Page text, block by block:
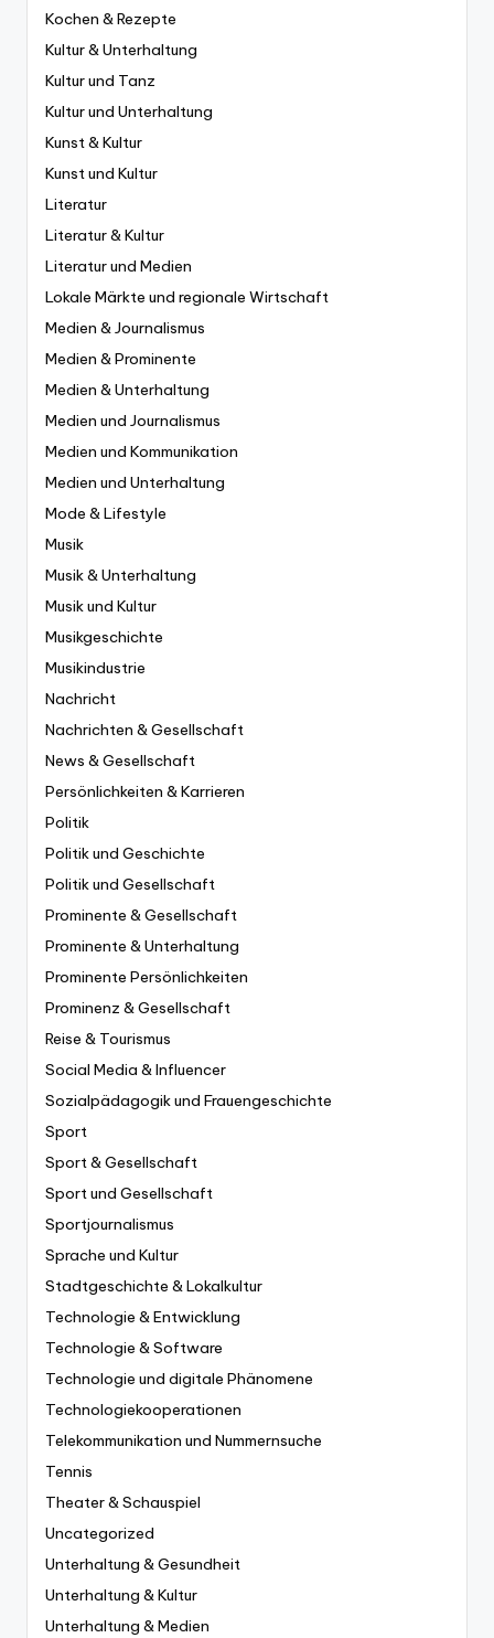
Kochen & Rezepte
Kultur & Unterhaltung
Kultur und Tanz
Kultur und Unterhaltung
Kunst & Kultur
Kunst und Kultur
Literatur
Literatur & Kultur
Literatur und Medien
Lokale Märkte und regionale Wirtschaft
Medien & Journalismus
Medien & Prominente
Medien & Unterhaltung
Medien und Journalismus
Medien und Kommunikation
Medien und Unterhaltung
Mode & Lifestyle
Musik
Musik & Unterhaltung
Musik und Kultur
Musikgeschichte
Musikindustrie
Nachricht
Nachrichten & Gesellschaft
News & Gesellschaft
Persönlichkeiten & Karrieren
Politik
Politik und Geschichte
Politik und Gesellschaft
Prominente & Gesellschaft
Prominente & Unterhaltung
Prominente Persönlichkeiten
Prominenz & Gesellschaft
Reise & Tourismus
Social Media & Influencer
Sozialpädagogik und Frauengeschichte
Sport
Sport & Gesellschaft
Sport und Gesellschaft
Sportjournalismus
Sprache und Kultur
Stadtgeschichte & Lokalkultur
Technologie & Entwicklung
Technologie & Software
Technologie und digitale Phänomene
Technologiekooperationen
Telekommunikation und Nummernsuche
Tennis
Theater & Schauspiel
Uncategorized
Unterhaltung & Gesundheit
Unterhaltung & Kultur
Unterhaltung & Medien